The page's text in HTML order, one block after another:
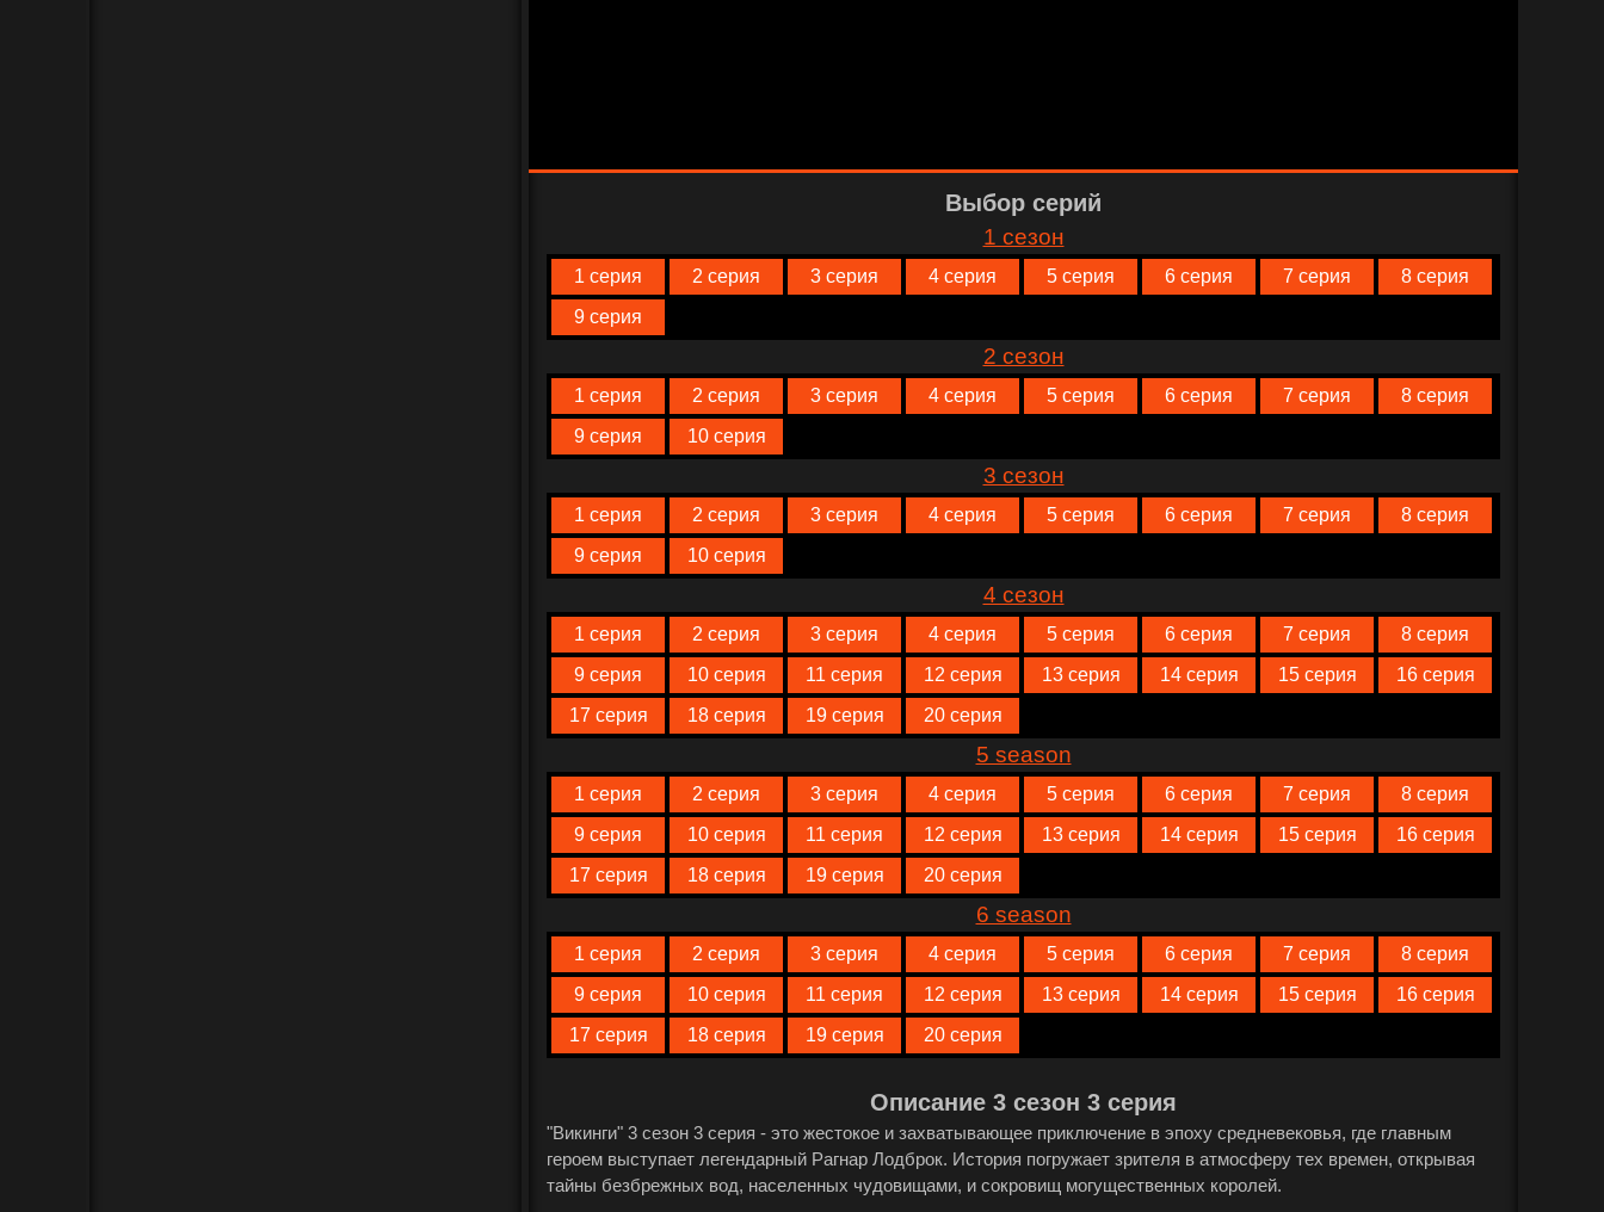
Выбор серий
1 сезон
1 серия 2 серия 3 серия 4 серия 5 серия 6 серия 7 серия
8 серия
9 серия
2 сезон
1 серия 2 серия 3 серия 4 серия 5 серия 6 серия 7 серия
8 серия
9 серия
10 серия
3 сезон
1 серия 2 серия 3 серия 4 серия 5 серия 6 серия 7 серия
8 серия
9 серия
10 серия
4 сезон
1 серия 2 серия 3 серия 4 серия 5 серия 6 серия 7 серия
8 серия
9 серия
10 серия 11 серия 12 серия 13 серия 14 серия 15 серия
16 серия
17 серия
18 серия 19 серия 20 серия
5 season
1 серия 2 серия 3 серия 4 серия 5 серия 6 серия 7 серия
8 серия
9 серия
10 серия 11 серия 12 серия 13 серия 14 серия 15 серия
16 серия
17 серия
18 серия 19 серия 20 серия
6 season
1 серия 2 серия 3 серия 4 серия 5 серия 6 серия 7 серия
8 серия
9 серия
10 серия 11 серия 12 серия 13 серия 14 серия 15 серия
16 серия
17 серия
18 серия 19 серия 20 серия
Описание 3 сезон 3 серия
"Викинги" 3 сезон 3 серия - это жестокое и захватывающее приключение в эпоху средневековья, где главным
героем выступает легендарный Рагнар Лодброк. История погружает зрителя в атмосферу тех времен, открывая
тайны безбрежных вод, населенных чудовищами, и сокровищ могущественных королей.